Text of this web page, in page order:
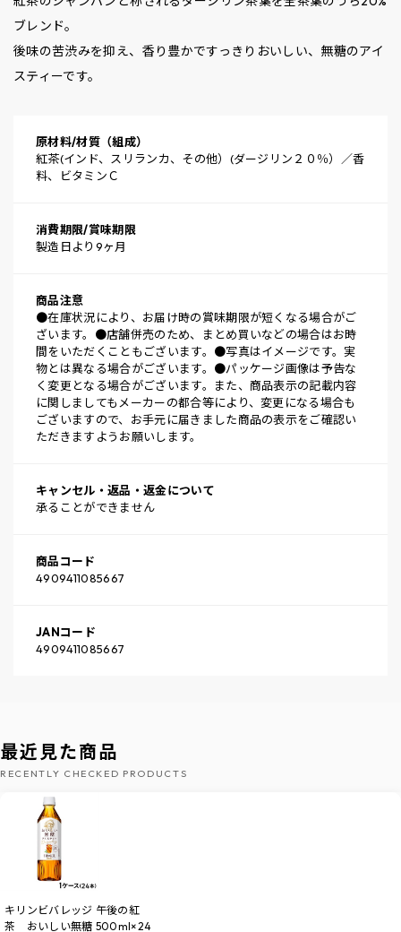
ブレンド。
後味の苦渋みを抑え、香り豊かですっきりおいしい、無糖のアイ
スティーです。
原材料/材質（組成）
紅茶(インド、スリランカ、その他）(ダージリン２０％）／香
料、ビタミンＣ
消費期限/賞味期限
製造日より9ヶ月
商品注意
●在庫状況により、お届け時の賞味期限が短くなる場合がご
ざいます。●店舗併売のため、まとめ買いなどの場合はお時
間をいただくこともございます。●写真はイメージです。実
物とは異なる場合がございます。●パッケージ画像は予告な
く変更となる場合がございます。また、商品表示の記載内容
に関しましてもメーカーの都合等により、変更になる場合も
ございますので、お手元に届きました商品の表示をご確認い
ただきますようお願いします。
キャンセル・返品・返金について
承ることができません
商品コード
4909411085667
JANコード
4909411085667
最近見た商品
RECENTLY CHECKED PRODUCTS
キリンビバレッジ 午後の紅
茶 おいしい無糖 500ml×24